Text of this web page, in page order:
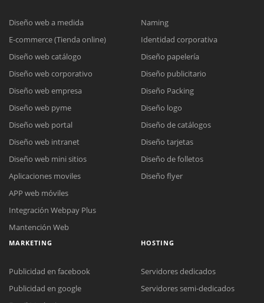
Diseño web a medida
E-commerce (Tienda online)
Diseño web catálogo
Diseño web corporativo
Diseño web empresa
Diseño web pyme
Diseño web portal
Diseño web intranet
Diseño web mini sitios
Aplicaciones moviles
APP web móviles
Integración Webpay Plus
Mantención Web
Naming
Identidad corporativa
Diseño papelería
Diseño publicitario
Diseño Packing
Diseño logo
Diseño de catálogos
Diseño tarjetas
Diseño de folletos
Diseño flyer
MARKETING
Publicidad en facebook
Publicidad en google
HOSTING
Servidores dedicados
Servidores semi-dedicados